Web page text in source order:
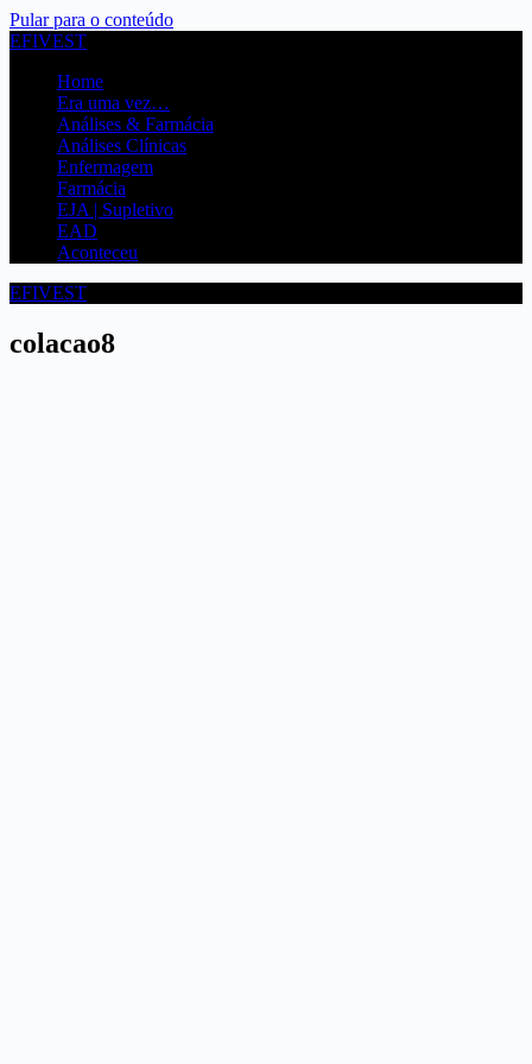
Pular para o conteúdo
EFIVEST
Home
Era uma vez…
Análises & Farmácia
Análises Clínicas
Enfermagem
Farmácia
EJA | Supletivo
EAD
Aconteceu
EFIVEST
colacao8